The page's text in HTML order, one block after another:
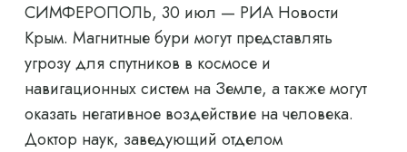
СИМФЕРОПОЛЬ, 30 июл — РИА Новости
Крым. Магнитные бури могут представлять
угрозу для спутников в космосе и
навигационных систем на Земле, а также могут
оказать негативное воздействие на человека.
Доктор наук, заведующий отделом